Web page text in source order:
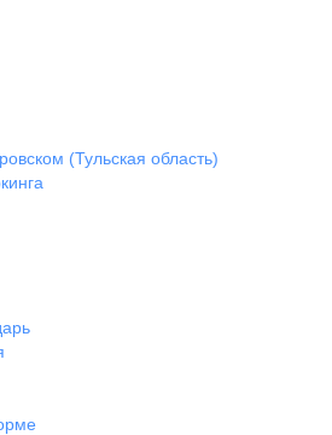
(Тульская область)